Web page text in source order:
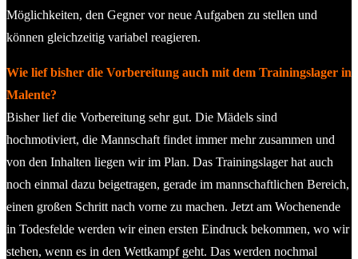
Möglichkeiten, den Gegner vor neue Aufgaben zu stellen und
können gleichzeitig variabel reagieren.
Wie lief bisher die Vorbereitung auch mit dem Trainingslager in
Malente?
Bisher lief die Vorbereitung sehr gut. Die Mädels sind
hochmotiviert, die Mannschaft findet immer mehr zusammen und
von den Inhalten liegen wir im Plan. Das Trainingslager hat auch
noch einmal dazu beigetragen, gerade im mannschaftlichen Bereich,
einen großen Schritt nach vorne zu machen. Jetzt am Wochenende
in Todesfelde werden wir einen ersten Eindruck bekommen, wo wir
stehen, wenn es in den Wettkampf geht. Das werden nochmal